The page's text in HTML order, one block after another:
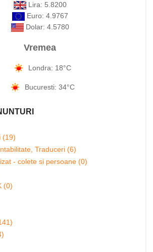
Lira: 5.8200
Euro: 4.9767
Dolar: 4.5780
Vremea
Londra: 18°C
Bucuresti: 34°C
(19)
Traduceri (6)
- colete si persoane (0)
(0)